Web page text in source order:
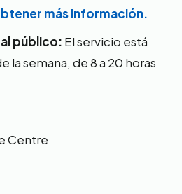
más información.
público: El servicio está
la semana, de 8 a 20 horas
Centre